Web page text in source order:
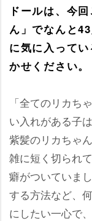
ドールは、今
ん」でなんと
に気に入って
かせください。
「全てのリカち
い入れがある子
紫髪のリカちゃ
雑に短く切られ
癖がついていま
する方法など、
にしたい一心で